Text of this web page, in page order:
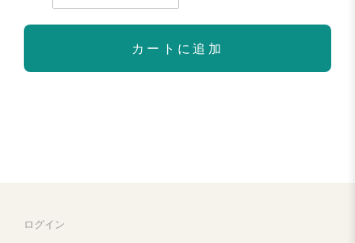
カートに追加
ログイン